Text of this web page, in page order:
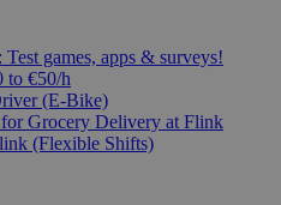
games, apps & surveys!
to €50/h
(E-Bike)
Grocery Delivery at Flink
(Flexible Shifts)